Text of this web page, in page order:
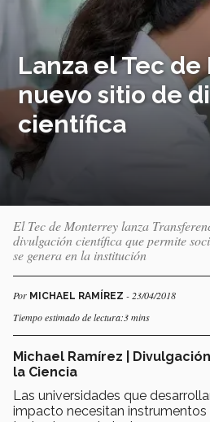
Lanza el Tec
nuevo sitio de
científica
El Tec de Monterrey lanza
divulgación científica que permite
se genera en la institución
Por MICHAEL RAMÍREZ - 23/04/2018
Tiempo estimado de lectura:3 mins
Michael Ramírez |
la Ciencia
Las universidades que
impacto necesitan instrumentos